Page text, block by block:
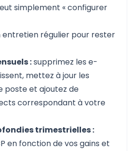
simplement « configurer
entretien régulier pour rester
:supprimez les e-
mettez à jour les
poste et ajoutez de
correspondant à votre
trimestrielles :
en fonction de vos gains et